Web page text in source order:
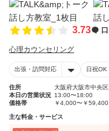
3.73
心理カウンセリング
出張・訪問対応 日祝OK
住所
大阪府大阪市中央
本日の営業状況 13:00〜18:00
価格帯
￥4,000〜￥59,400
主な料金・サービス